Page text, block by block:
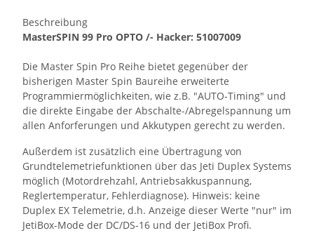
Beschreibung
MasterSPIN 99 Pro OPTO /- Hacker: 51007009
Die Master Spin Pro Reihe bietet gegenüber der
bisherigen Master Spin Baureihe erweiterte
Programmiermöglichkeiten, wie z.B. "AUTO-Timing" und
die direkte Eingabe der Abschalte-/Abregelspannung um
allen Anforferungen und Akkutypen gerecht zu werden.
Außerdem ist zusätzlich eine Übertragung von
Grundtelemetriefunktionen über das Jeti Duplex Systems
möglich (Motordrehzahl, Antriebsakkuspannung,
Reglertemperatur, Fehlerdiagnose). Hinweis: keine
Duplex EX Telemetrie, d.h. Anzeige dieser Werte "nur" im
JetiBox-Mode der DC/DS-16 und der JetiBox Profi.